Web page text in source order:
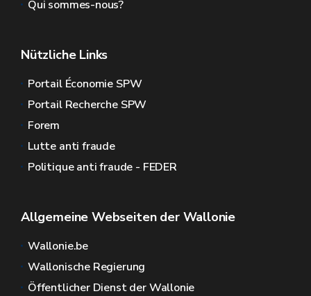
Qui sommes-nous?
Nützliche Links
Portail Économie SPW
Portail Recherche SPW
Forem
Lutte anti fraude
Politique anti fraude - FEDER
Allgemeine Webseiten der Wallonie
Wallonie.be
Wallonische Regierung
Öffentlicher Dienst der Wallonie